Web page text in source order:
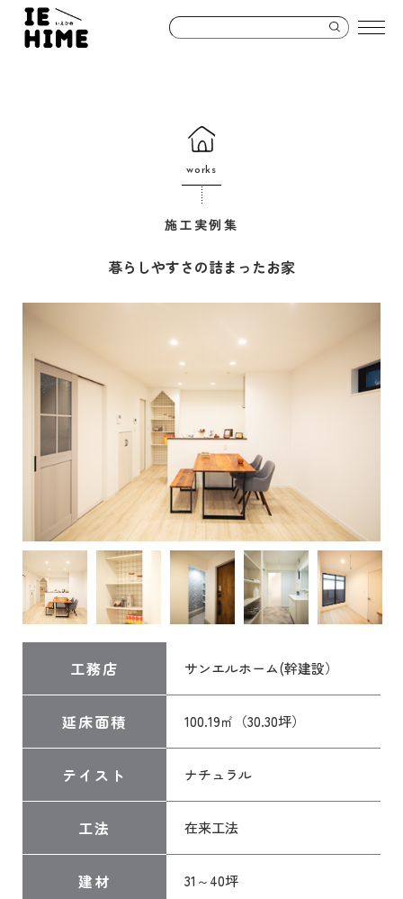
works
施工実例集
暮らしやすさの詰まったお家
工務店 サンエルホーム(幹建設）
延床面積 100.19㎡（30.30坪）
テイスト ナチュラル
工法 在来工法
建材 31～40坪